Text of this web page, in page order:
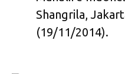
Shangrila,
(19/11/2014).